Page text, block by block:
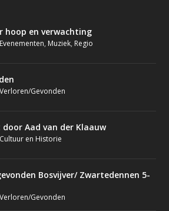
hoop en verwachting
Evenementen, Muziek, Regio
Verloren/Gevonden
Aad van der Klaauw
Cultuur en Historie
Bosvijver/ Zwartedennen 5-
Verloren/Gevonden